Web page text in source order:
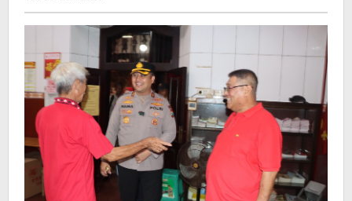
Klenteng
Kim
Kiong
BangAdmin